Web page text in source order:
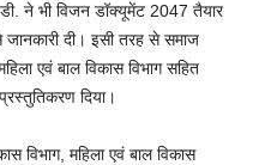
ने भी विजन डॉक्यूमेंट 2047 तैयार
जानकारी दी। इसी तरह से समाज
एवं बाल विकास विभाग सहित
दिया।
विभाग, महिला एवं बाल विकास